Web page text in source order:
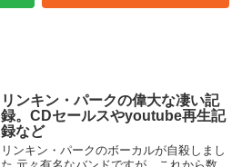
リンキン・パークの偉大な凄い記
録。CDセールスやyoutube再生記
録など
リンキン・パークのボーカルが自殺しまし